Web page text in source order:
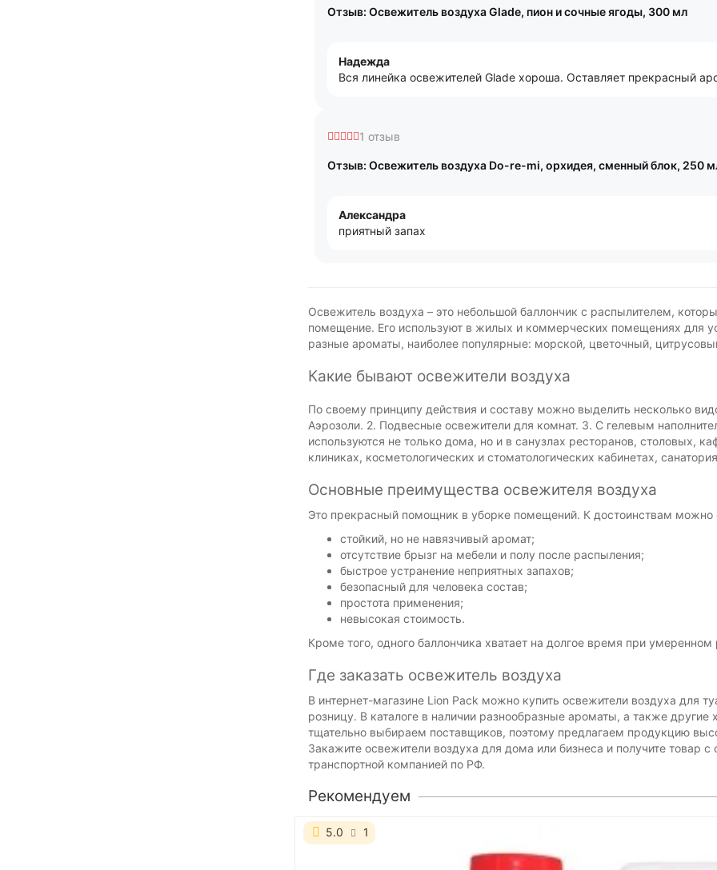
Отзыв: Освежитель воздуха Glade, пион и сочные ягоды, 300 мл
Надежда
Вся линейка освежителей Glade хороша. Оставляет прекрасный
1 отзыв
Отзыв: Освежитель воздуха Do-re-mi, орхидея, сменный блок, 250
Александра
приятный запах
Освежитель воздуха – это небольшой баллончик с распылителем,
помещение. Его используют в жилых и коммерческих помещениях для
разные ароматы, наиболее популярные: морской, цветочный,
Какие бывают освежители воздуха
По своему принципу действия и составу можно выделить несколько
Аэрозоли. 2. Подвесные освежители для комнат. 3. С гелевым
используются не только дома, но и в санузлах ресторанов, столовых,
клиниках, косметологических и стоматологических кабинетах,
Основные преимущества освежителя воздуха
Это прекрасный помощник в уборке помещений. К достоинствам можно
стойкий, но не навязчивый аромат;
отсутствие брызг на мебели и полу после распыления;
быстрое устранение неприятных запахов;
безопасный для человека состав;
простота применения;
невысокая стоимость.
Кроме того, одного баллончика хватает на долгое время при умеренном
Где заказать освежитель воздуха
В интернет-магазине Lion Pack можно купить освежители воздуха для
розницу. В каталоге в наличии разнообразные ароматы, а также
тщательно выбираем поставщиков, поэтому предлагаем продукцию
Закажите освежители воздуха для дома или бизнеса и получите
транспортной компанией по РФ.
Рекомендуем
5.0 1